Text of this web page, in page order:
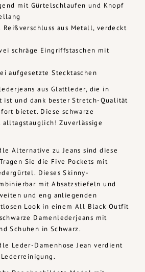
mit Gürtelschlaufen und Knopf
Reißverschluss aus Metall, verdeckt
schräge Eingriffstaschen mit
aufgesetzte Stecktaschen
aus Glattleder, die in
ist und dank bester Stretch-Qualität
bietet. Diese schwarze
alltagstauglich! Zuverlässige
Alternative zu Jeans sind diese
Sie die Five Pockets mit
Dieses Skinny-
mit Absatzstiefeln und
und eng anliegenden
Look in einem All Black Outfit
Damenlederjeans mit
Schuhen in Schwarz.
Leder-Damenhose Jean verdient